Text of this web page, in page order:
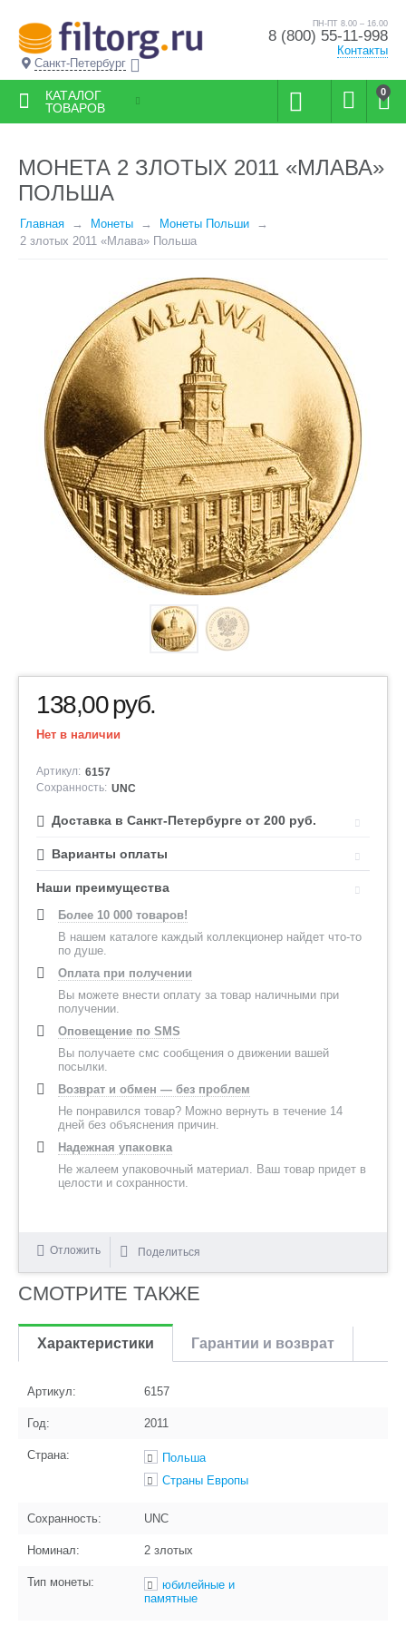
Санкт-Петербург
ПН-ПТ 8.00 – 16.00
8 (800) 55-11-998
Контакты
0
КАТАЛОГ
ТОВАРОВ
МОНЕТА 2 ЗЛОТЫХ 2011 «МЛАВА»
ПОЛЬША
Главная Монеты
Монеты Польши
2 злотых 2011 «Млава» Польша
138,00руб.
Нет в наличии
Артикул: 6157
Сохранность: UNC
Доставка в Санкт-Петербурге от 200 руб.
Варианты оплаты
Наши преимущества
Более 10 000 товаров!
В нашем каталоге каждый коллекционер найдет что-то
по душе.
Оплата при получении
Вы можете внести оплату за товар наличными при
получении.
Оповещение по SMS
Вы получаете смс сообщения о движении вашей
посылки.
Возврат и обмен — без проблем
Не понравился товар? Можно вернуть в течение 14
дней без объяснения причин.
Надежная упаковка
Не жалеем упаковочный материал. Ваш товар придет в
целости и сохранности.
Отложить Поделиться
СМОТРИТЕ ТАКЖЕ
Характеристики Гарантии и возврат
Артикул: 6157
Год: 2011
Страна:
Польша
Страны Европы
Сохранность: UNC
Номинал: 2 злотых
Тип монеты:
юбилейные и
памятные